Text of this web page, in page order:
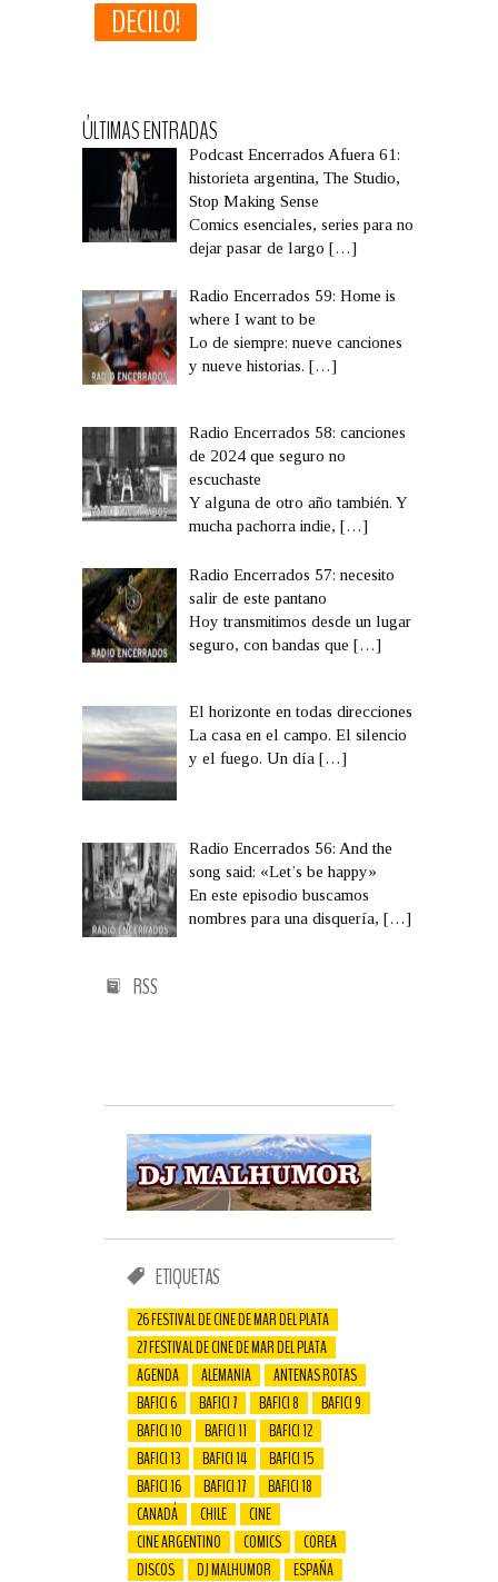
ÚLTIMAS ENTRADAS
Podcast Encerrados Afuera 61:
historieta argentina, The Studio,
Stop Making Sense
Comics esenciales, series para no
dejar pasar de largo[…]
Radio Encerrados 59: Home is
where I want to be
Lo de siempre: nueve canciones
y nueve historias.[…]
Radio Encerrados 58: canciones
de 2024 que seguro no
escuchaste
Y alguna de otro año también. Y
mucha pachorra indie,[…]
Radio Encerrados 57: necesito
salir de este pantano
Hoy transmitimos desde un lugar
seguro, con bandas que[…]
El horizonte en todas direcciones
La casa en el campo. El silencio
y el fuego. Un día[…]
Radio Encerrados 56: And the
song said: «Let’s be happy»
En este episodio buscamos
nombres para una disquería,[…]
RSS
ETIQUETAS
26 FESTIVAL DE CINE DE MAR DEL PLATA
27 FESTIVAL DE CINE DE MAR DEL PLATA
AGENDA
ALEMANIA
ANTENAS ROTAS
BAFICI 6
BAFICI 7 BAFICI 8
BAFICI 9
BAFICI 10
BAFICI 11
BAFICI 12
BAFICI 13
BAFICI 14
BAFICI 15
BAFICI 16
BAFICI 17
BAFICI 18
CANADÁ
CHILE
CINE
CINE ARGENTINO
COMICS
COREA
DISCOS
DJ MALHUMOR
ESPAÑA